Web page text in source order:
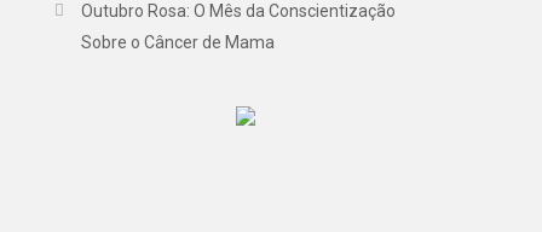
Outubro Rosa: O Mês da Conscientização
Sobre o Câncer de Mama